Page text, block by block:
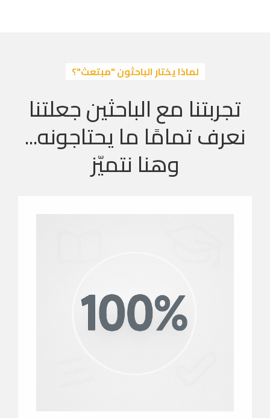
لماذا يختار الباحثون "مبتعث"؟
تجربتنا مع الباحثين جعلتنا
نعرف تمامًا ما يحتاجونه...
وهنا نتميّز